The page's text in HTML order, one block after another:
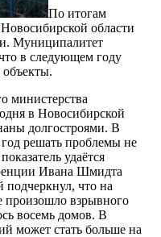
По итогам
области
Муниципалитет
в следующем году
министерства
в Новосибирской
долгостроями. В
решать проблемы не
удаётся
Ивана Шмидта
подчеркнул, что на
произошло взрывного
восемь домов. В
может стать больше на